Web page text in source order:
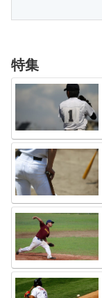
特集